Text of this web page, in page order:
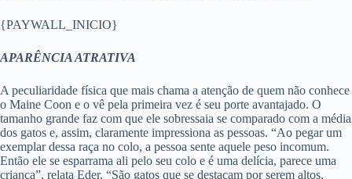
{PAYWALL_INICIO}
APARÊNCIA ATRATIVA
A peculiaridade física que mais chama a atenção de quem não conhece
o Maine Coon e o vê pela primeira vez é seu porte avantajado. O
tamanho grande faz com que ele sobressaia se comparado com a média
dos gatos e, assim, claramente impressiona as pessoas. “Ao pegar um
exemplar dessa raça no colo, a pessoa sente aquele peso incomum.
Então ele se esparrama ali pelo seu colo e é uma delícia, parece uma
criança”, relata Eder. “São gatos que se destacam por serem altos,